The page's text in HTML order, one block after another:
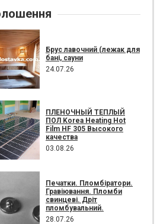
Брус лавочний (лежак для
бані, сауни
24.07.26
ПЛЕНОЧНЫЙ ТЕПЛЫЙ
ПОЛ Korea Heating Hot
Film HF 305 Высокого
качества
03.08.26
Печатки. Пломбіратори.
Гравіювання. Пломби
свинцеві. Дріт
пломбувальний.
28.07.26